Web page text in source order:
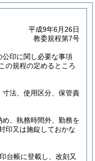
平成9年6月26日
教委規程第7号
公印に関し必要な事項
の規程の定めるところ
法、使用区分、保管責
、執務時間外、勤務を
印又は施錠しておかな
台帳に登載し、改刻又